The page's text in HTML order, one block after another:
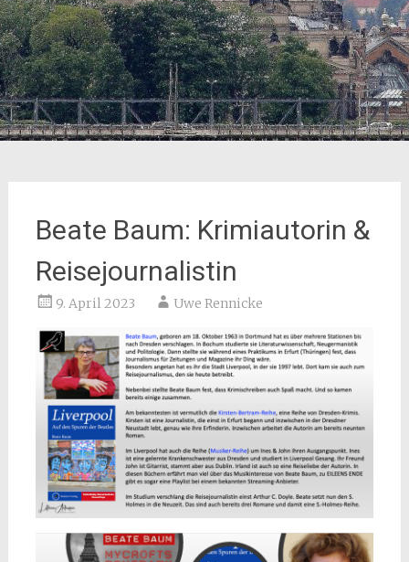
Beate Baum: Krimiautorin &
Reisejournalistin
9. April 2023 Uwe Rennicke